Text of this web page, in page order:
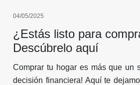
04/05/2025
¿Estás listo para
Descúbrelo aquí
Comprar tu hogar es más que un
decisión financiera! Aquí te